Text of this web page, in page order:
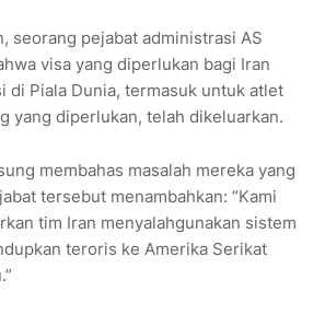
seorang pejabat administrasi AS
visa yang diperlukan bagi Iran
di Piala Dunia, termasuk untuk atlet
yang diperlukan, telah dikeluarkan.
membahas masalah mereka yang
tersebut menambahkan: “Kami
tim Iran menyalahgunakan sistem
teroris ke Amerika Serikat